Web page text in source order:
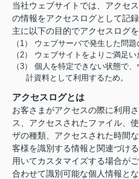
当社ウェブサイトでは、アクセ
の情報をアクセスログとして記録
主に以下の目的でアクセスログ
（1） ウェブサーバで発生した問
（2） ウェブサイトをよりご満足
（3） 個人を特定できない状態で
計資料として利用するため。
アクセスログとは
お客さまがアクセスの際に利用
ス、アクセスされたファイル、
ザの種類、アクセスされた時間
客様を識別する情報と関連づけ
用いてカスタマイズする場合が
合わせて識別可能な個人情報と